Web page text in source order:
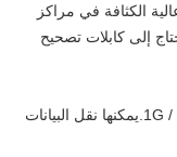
الكثافة في مراكز
إلى كابلات تصحيح
يعتبر كابل الألياف الضوئية أحادي الوضع 9/125 OS2 مثاليًا لتوصيل اتصالات إيثرنت 1G / 10G / 40G / 100G / 400G.يمكنها نقل البيانات